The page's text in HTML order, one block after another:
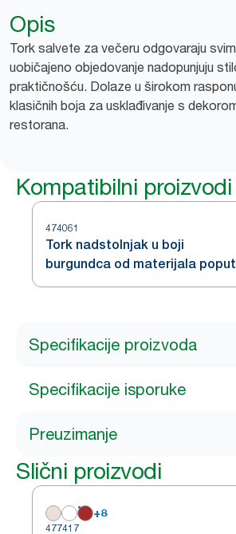
Opis
Tork salvete za večeru odgovaraju
uobičajeno objedovanje nadopunjuju
praktičnošću. Dolaze u širokom
klasičnih boja za usklađivanje s
restorana.
Kompatibilni proizvodi
474061
Tork nadstolnjak u boji
burgundca od materijala poput
tkanine
Specifikacije proizvoda
Specifikacije isporuke
Preuzimanje
Slični proizvodi
+8
477417